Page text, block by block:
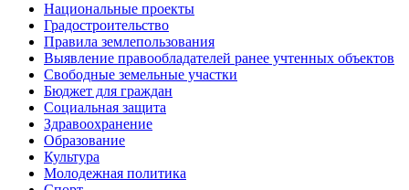
Национальные проекты
Градостроительство
Правила землепользования
Выявление правообладателей ранее учтенных объектов
Свободные земельные участки
Бюджет для граждан
Социальная защита
Здравоохранение
Образование
Культура
Молодежная политика